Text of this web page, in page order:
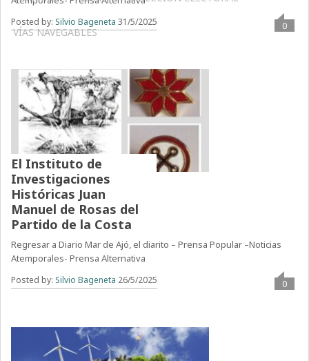
VÍAS NAVEGABLES
Posted by: Silvio Bageneta 31/5/2025 0
El Instituto de
Investigaciones
Históricas Juan
Manuel de Rosas del
Partido de la Costa
Regresar a Diario Mar de Ajó, el diarito – Prensa Popular –Noticias
Atemporales- Prensa Alternativa
Posted by: Silvio Bageneta 26/5/2025 0